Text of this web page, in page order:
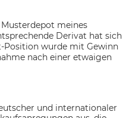
meines
Derivat hat sich
Position wurde mit Gewinn
nach einer etwaigen
und internationaler